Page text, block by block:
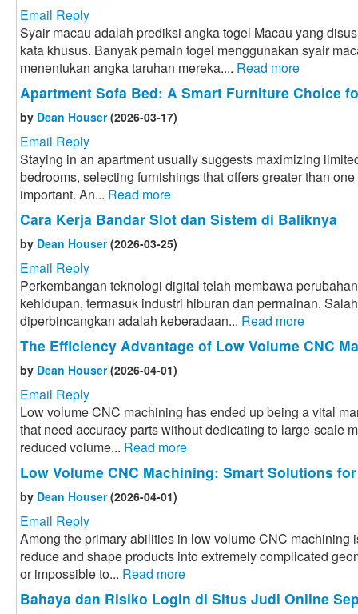
Email Reply
Syair macau adalah prediksi angka togel Macau yang
kata khusus. Banyak pemain togel menggunakan syair
menentukan angka taruhan mereka.... Read more
Apartment Sofa Bed: A Smart Furniture Choice
by Dean Houser(2026-03-17)
Email Reply
Staying in an apartment usually suggests maximizing
bedrooms, selecting furnishings that offers greater than
important. An... Read more
Cara Kerja Bandar Slot dan Sistem di Baliknya
by Dean Houser(2026-03-25)
Email Reply
Perkembangan teknologi digital telah membawa
kehidupan, termasuk industri hiburan dan permainan.
diperbincangkan adalah keberadaan... Read more
The Efficiency Advantage of Low Volume CNC
by Dean Houser(2026-04-01)
Email Reply
Low volume CNC machining has ended up being a vital
that need accuracy parts without dedicating to large-scale
reduced volume... Read more
Low Volume CNC Machining: Smart Solutions
by Dean Houser(2026-04-01)
Email Reply
Among the primary abilities in low volume CNC
reduce and shape products into extremely complicated
or impossible to... Read more
Bahaya dan Risiko Login di Situs Judi Online